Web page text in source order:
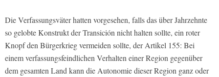
Die Verfassungsväter hatten vorgesehen, falls das über Jahrzehnte
so gelobte Konstrukt der Transición nicht halten sollte, ein roter
Knopf den Bürgerkrieg vermeiden sollte, der Artikel 155: Bei
einem verfassungsfeindlichen Verhalten einer Region gegenüber
dem gesamten Land kann die Autonomie dieser Region ganz oder